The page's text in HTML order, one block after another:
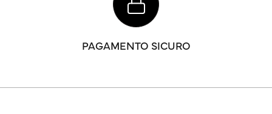
PAGAMENTO SICURO